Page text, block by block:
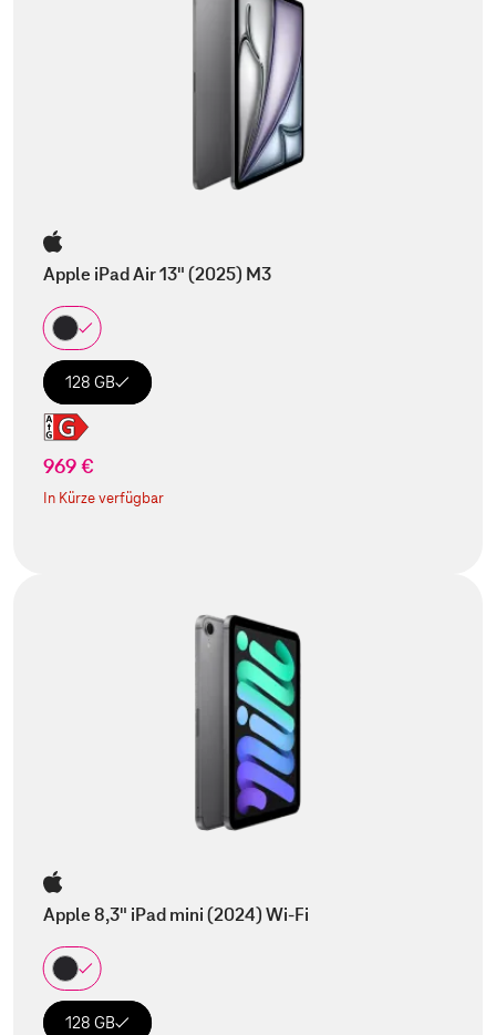
Apple iPad Air 13" (2025) M3
128 GB
969 €
In Kürze verfügbar
Apple 8,3" iPad mini (2024) Wi-Fi
128 GB